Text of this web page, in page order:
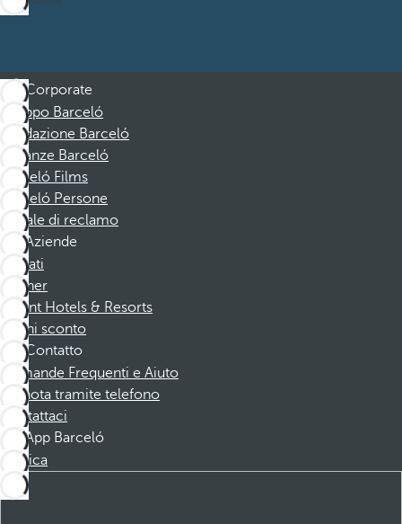
Corporate
Gruppo Barceló
Fondazione Barceló
Vacanze Barceló
Barceló Films
Barceló Persone
Canale di reclamo
Aziende
Affiliati
Partner
Dorint Hotels & Resorts
Buoni sconto
Contatto
Domande Frequenti e Aiuto
Prenota tramite telefono
Contattaci
App Barceló
Scarica